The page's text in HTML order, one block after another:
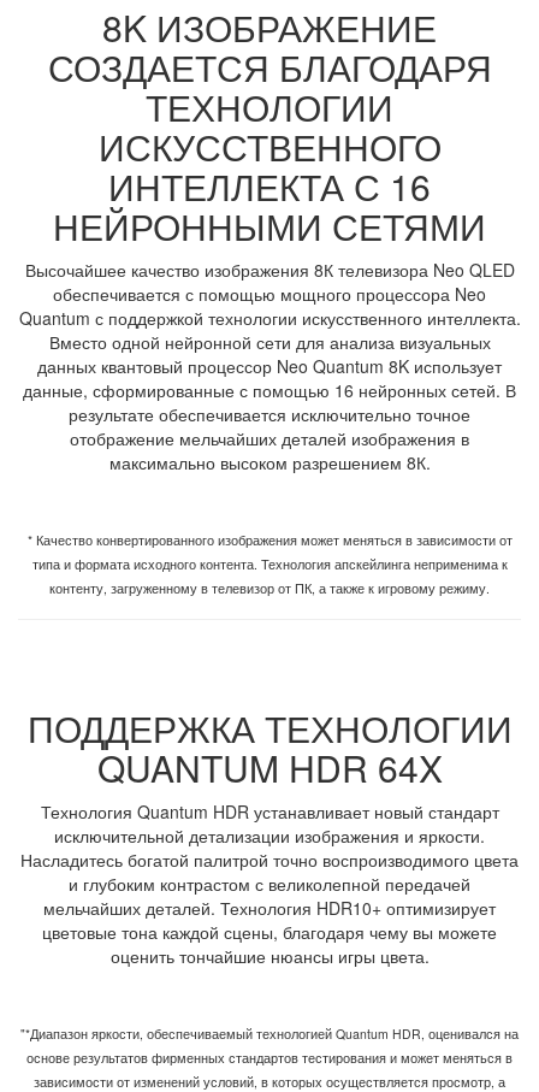
8K ИЗОБРАЖЕНИЕ
СОЗДАЕТСЯ БЛАГОДАРЯ
ТЕХНОЛОГИИ
ИСКУССТВЕННОГО
ИНТЕЛЛЕКТА С 16
НЕЙРОННЫМИ СЕТЯМИ
Высочайшее качество изображения 8К телевизора Neo QLED
обеспечивается с помощью мощного процессора Neo
Quantum с поддержкой технологии искусственного интеллекта.
Вместо одной нейронной сети для анализа визуальных
данных квантовый процессор Neo Quantum 8K использует
данные, сформированные с помощью 16 нейронных сетей. В
результате обеспечивается исключительно точное
отображение мельчайших деталей изображения в
максимально высоком разрешением 8К.
* Качество конвертированного изображения может меняться в зависимости от
типа и формата исходного контента. Технология апскейлинга неприменима к
контенту, загруженному в телевизор от ПК, а также к игровому режиму.
ПОДДЕРЖКА ТЕХНОЛОГИИ
QUANTUM HDR 64X
Технология Quantum HDR устанавливает новый стандарт
исключительной детализации изображения и яркости.
Насладитесь богатой палитрой точно воспроизводимого цвета
и глубоким контрастом с великолепной передачей
мельчайших деталей. Технология HDR10+ оптимизирует
цветовые тона каждой сцены, благодаря чему вы можете
оценить тончайшие нюансы игры цвета.
"*Диапазон яркости, обеспечиваемый технологией Quantum HDR, оценивался на
основе результатов фирменных стандартов тестирования и может меняться в
зависимости от изменений условий, в которых осуществляется просмотр, а